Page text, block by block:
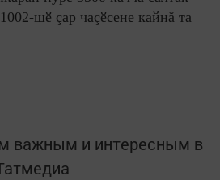
шӗ çар чаçӗсене кайнă та
важным и интересным в